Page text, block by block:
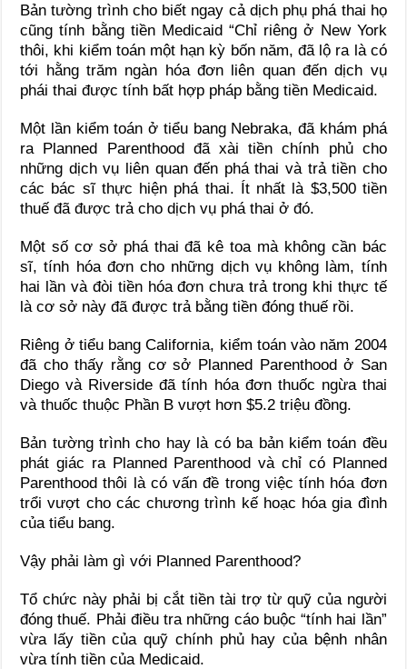
Bản tường trình cho biết ngay cả dịch phụ phá thai họ
cũng tính bằng tiền Medicaid “Chỉ riêng ở New York
thôi, khi kiểm toán một hạn kỳ bốn năm, đã lộ ra là có
tới hằng trăm ngàn hóa đơn liên quan đến dịch vụ
phái thai được tính bất hợp pháp bằng tiền Medicaid.
Một lần kiểm toán ở tiểu bang Nebraka, đã khám phá
ra Planned Parenthood đã xài tiền chính phủ cho
những dịch vụ liên quan đến phá thai và trả tiền cho
các bác sĩ thực hiện phá thai. Ít nhất là $3,500 tiền
thuế đã được trả cho dịch vụ phá thai ở đó.
Một số cơ sở phá thai đã kê toa mà không cần bác
sĩ, tính hóa đơn cho những dịch vụ không làm, tính
hai lần và đòi tiền hóa đơn chưa trả trong khi thực tế
là cơ sở này đã được trả bằng tiền đóng thuế rồi.
Riêng ở tiểu bang California, kiểm toán vào năm 2004
đã cho thấy rằng cơ sở Planned Parenthood ở San
Diego và Riverside đã tính hóa đơn thuốc ngừa thai
và thuốc thuộc Phần B vượt hơn $5.2 triệu đồng.
Bản tường trình cho hay là có ba bản kiểm toán đều
phát giác ra Planned Parenthood và chỉ có Planned
Parenthood thôi là có vấn đề trong việc tính hóa đơn
trổi vượt cho các chương trình kế hoạc hóa gia đình
của tiểu bang.
Vậy phải làm gì với Planned Parenthood?
Tổ chức này phải bị cắt tiền tài trợ từ quỹ của người
đóng thuế. Phải điều tra những cáo buộc “tính hai lần”
vừa lấy tiền của quỹ chính phủ hay của bệnh nhân
vừa tính tiền của Medicaid.